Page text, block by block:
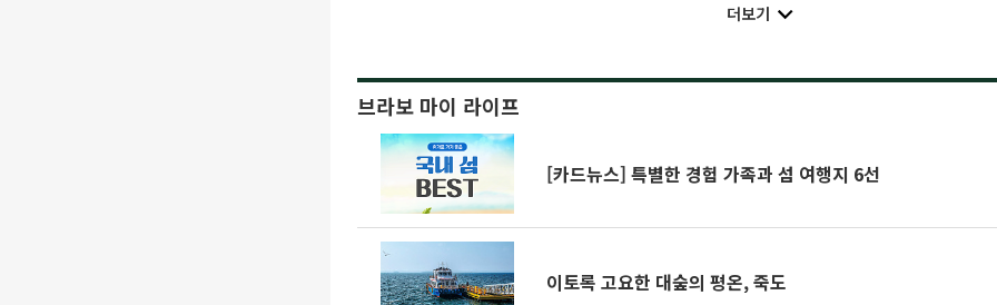
더보기
브라보 마이 라이프
[카드뉴스] 특별한 경험 가족과 섬 여행지 6선
이토록 고요한 대숲의 평온, 죽도